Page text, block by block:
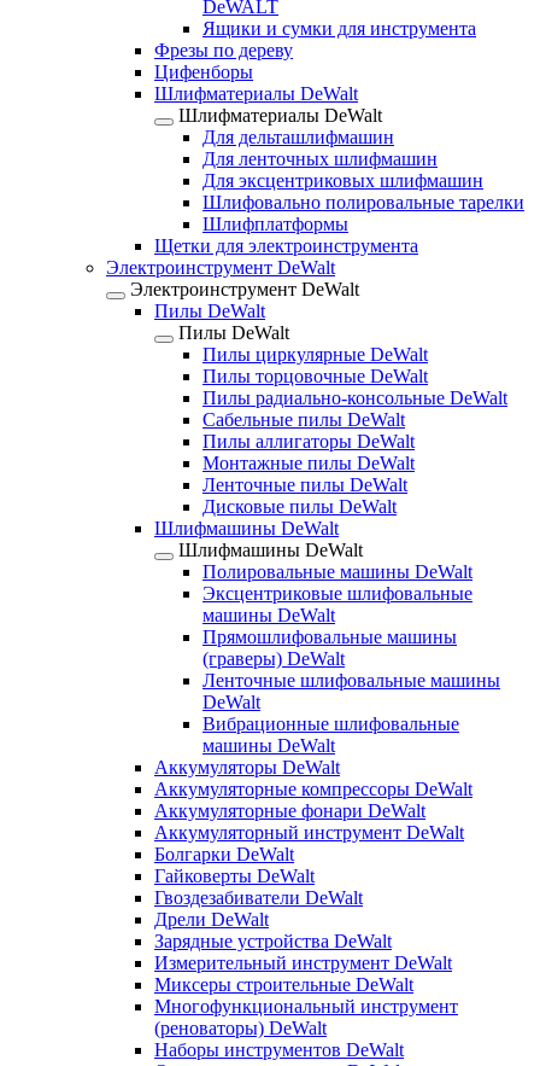
DeWALT
Ящики и сумки для инструмента
Фрезы по дереву
Цифенборы
Шлифматериалы DeWalt
Шлифматериалы DeWalt
Для дельташлифмашин
Для ленточных шлифмашин
Для эксцентриковых шлифмашин
Шлифовально полировальные тарелки
Шлифплатформы
Щетки для электроинструмента
Электроинструмент DeWalt
Электроинструмент DeWalt
Пилы DeWalt
Пилы DeWalt
Пилы циркулярные DeWalt
Пилы торцовочные DeWalt
Пилы радиально-консольные DeWalt
Сабельные пилы DeWalt
Пилы аллигаторы DeWalt
Монтажные пилы DeWalt
Ленточные пилы DeWalt
Дисковые пилы DeWalt
Шлифмашины DeWalt
Шлифмашины DeWalt
Полировальные машины DeWalt
Эксцентриковые шлифовальные
машины DeWalt
Прямошлифовальные машины
(граверы) DeWalt
Ленточные шлифовальные машины
DeWalt
Вибрационные шлифовальные
машины DeWalt
Аккумуляторы DeWalt
Аккумуляторные компрессоры DeWalt
Аккумуляторные фонари DeWalt
Аккумуляторный инструмент DeWalt
Болгарки DeWalt
Гайковерты DeWalt
Гвоздезабиватели DeWalt
Дрели DeWalt
Зарядные устройства DeWalt
Измерительный инструмент DeWalt
Миксеры строительные DeWalt
Многофункциональный инструмент
(реноваторы) DeWalt
Наборы инструментов DeWalt